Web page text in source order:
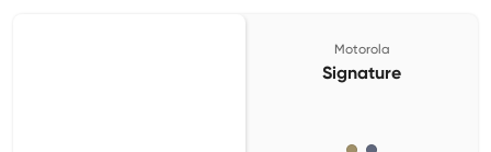
Motorola
Signature